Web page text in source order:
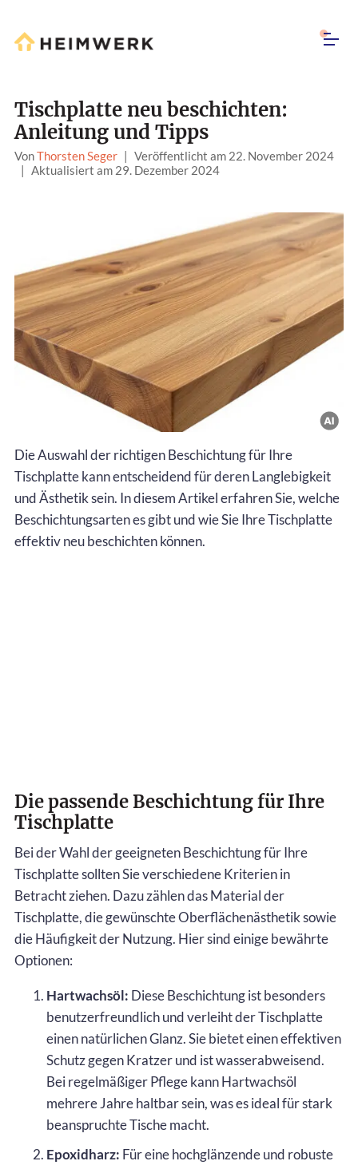
Tischplatte neu beschichten:
Anleitung und Tipps
VonThorsten Seger | Veröffentlicht am 22. November 2024
| Aktualisiert am 29. Dezember 2024
Die Auswahl der richtigen Beschichtung für Ihre
Tischplatte kann entscheidend für deren Langlebigkeit
und Ästhetik sein. In diesem Artikel erfahren Sie, welche
Beschichtungsarten es gibt und wie Sie Ihre Tischplatte
effektiv neu beschichten können.
Die passende Beschichtung für Ihre
Tischplatte
Bei der Wahl der geeigneten Beschichtung für Ihre
Tischplatte sollten Sie verschiedene Kriterien in
Betracht ziehen. Dazu zählen das Material der
Tischplatte, die gewünschte Oberflächenästhetik sowie
die Häufigkeit der Nutzung. Hier sind einige bewährte
Optionen:
Hartwachsöl: Diese Beschichtung ist besonders
benutzerfreundlich und verleiht der Tischplatte
einen natürlichen Glanz. Sie bietet einen effektiven
Schutz gegen Kratzer und ist wasserabweisend.
Bei regelmäßiger Pflege kann Hartwachsöl
mehrere Jahre haltbar sein, was es ideal für stark
beanspruchte Tische macht.
Epoxidharz: Für eine hochglänzende und robuste